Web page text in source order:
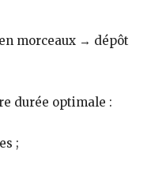
morceaux → dépôt
durée optimale :
;